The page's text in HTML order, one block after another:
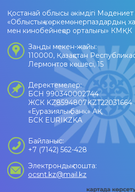
Қостанай облысы әкімдігі
«Облыстық көркемөнерпаздардың
мен кинобейнеқор орталығы» КМҚК
Заңды мекен-жайы:
110000, Қазақстан
Лермонтов көшесі, 15
Деректемелер:
БСН 990340002744
ЖСК KZ8594807KZT22031664
«Еуразиялық банк» АҚ
БСК EURIKZKA
Байланыс:
+7 (7142) 562-428
Электрондық пошта:
ocsnt.kz@mail.kz